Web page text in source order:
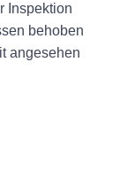
Inspektion
behoben
angesehen